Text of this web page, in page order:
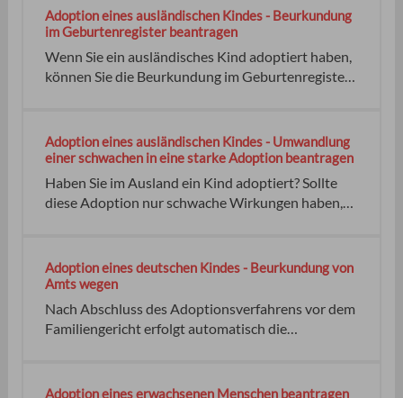
Bundeslandes bewilligen lassen, und zwar:
vor allem der leiblichen Eltern, entgegenstehen
und überwiegen. Sie sind keine Personalausweis
keine
Adoption eines ausländischen Kindes - Beurkundung
im Geburtenregister beantragen
Wenn Sie ein ausländisches Kind adoptiert haben,
können Sie die Beurkundung im Geburtenregister
erlangt hat. Wichtig: Sie sollten jedoch im Vorfeld
die Anerkennung einer solchen Adoption im Inland
klären.
Adoption eines ausländischen Kindes - Umwandlung
einer schwachen in eine starke Adoption beantragen
Haben Sie im Ausland ein Kind adoptiert? Sollte
diese Adoption nur schwache Wirkungen haben,
Staaten kennen nur die Adoption mit schwacher
Wirkung. Das bedeutet, dass Das Gericht keine
Adoption eines deutschen Kindes - Beurkundung von
Amts wegen
Nach Abschluss des Adoptionsverfahrens vor dem
Familiengericht erfolgt automatisch die
beglaubigte Ausdrucke aus dem Geburtenregister
Adoption eines erwachsenen Menschen beantragen